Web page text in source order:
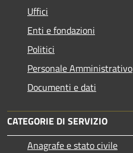
Uffici
Enti e fondazioni
Politici
Personale Amministrativo
Documenti e dati
CATEGORIE DI SERVIZIO
Anagrafe e stato civile